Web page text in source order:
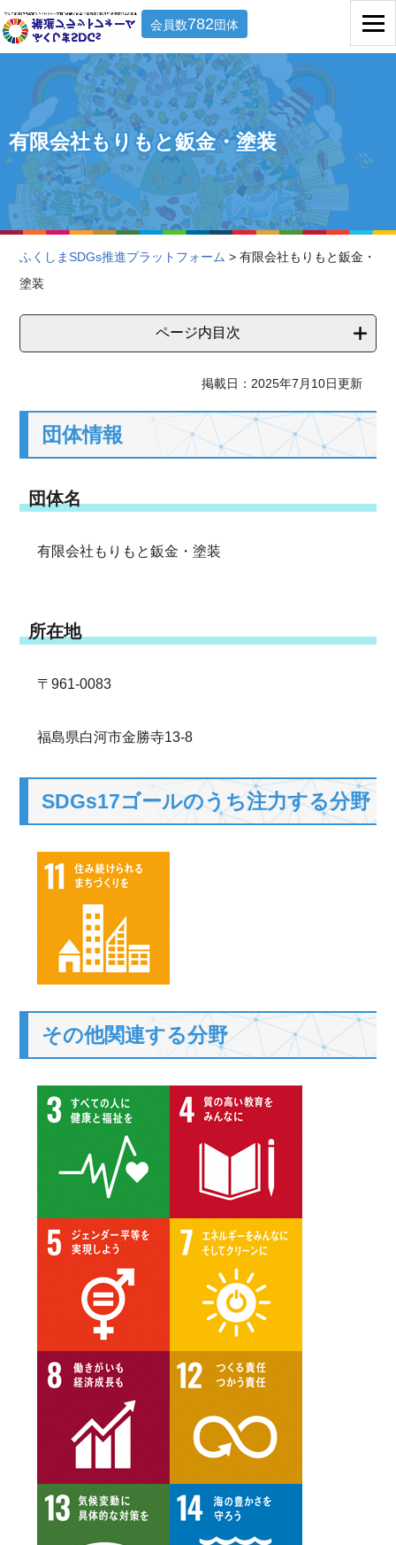
会員数782団体
有限会社もりもと鈑金・塗装
ふくしまSDGs推進プラットフォーム > 有限会社もりもと鈑金・
塗装
ページ内目次
掲載日：2025年7月10日更新
団体情報
団体名
有限会社もりもと鈑金・塗装
所在地
〒961-0083
福島県白河市金勝寺13-8
SDGs17ゴールのうち注力する分野
その他関連する分野